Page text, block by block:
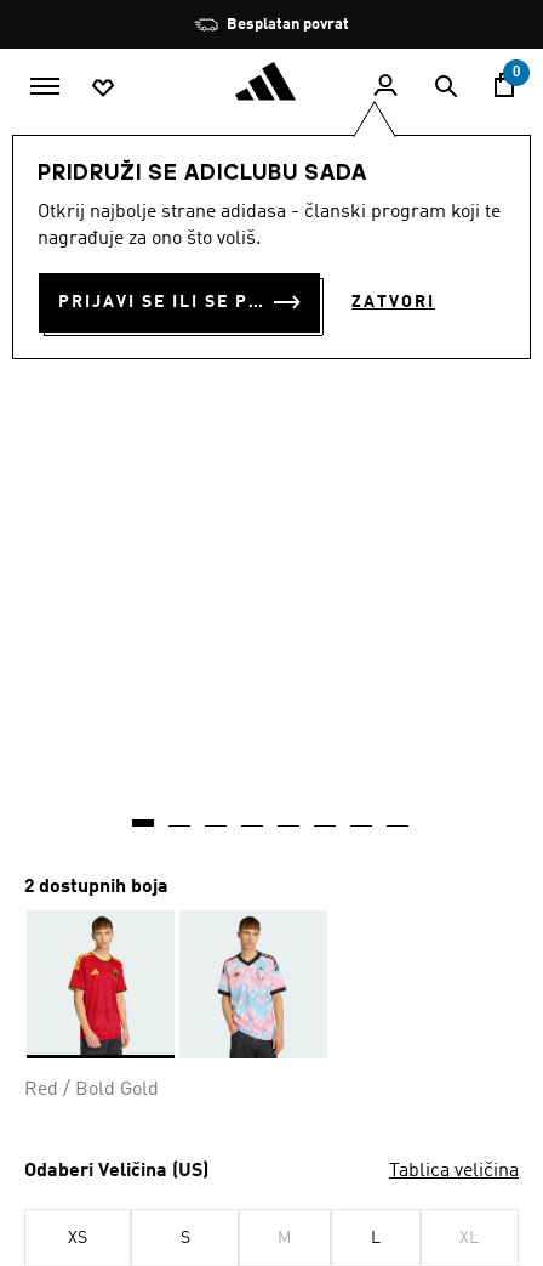
Zaustavi
rotaciju
Besplatan povrat
0
PRIDRUŽI SE ADICLUBU SADA
Otkrij najbolje strane adidasa - članski program koji te
nagrađuje za ono što voliš.
PRIJAVI SE ILI SE PRIDRUŽI SADA ZATVORI
DOMAĆI DRES BELGIJA 26
€ 100.00
2 dostupnih boja
Red / Bold Gold
Odaberi Veličina (US) Tablica veličina
XS S M L XL